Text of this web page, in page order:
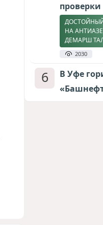
проверки
НА
ДЕМАРШ
2030
6
В Уфе